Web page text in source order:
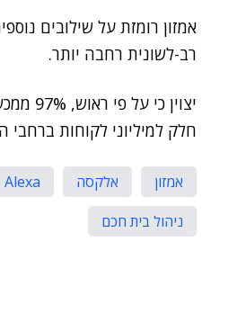
רב-לשונית רחבה יותר.
חלק למיליוני לקוחות
אמזון אלקסה Alexa
ניהול בית חכם